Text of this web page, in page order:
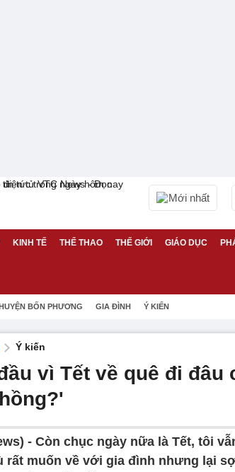
Mới nhất
KINH TẾ THỂ THAO THẾ GIỚI GIÁO DỤC
BỐN PHƯƠNG GIA ĐÌNH Ý KIẾN
Ý kiến
vì Tết về quê đi đâu
- Còn chục ngày nữa là Tết, tôi
rất muốn về với gia đình nhưng lại